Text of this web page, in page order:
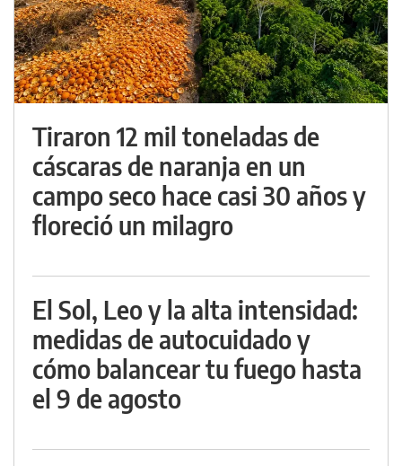
Tiraron 12 mil toneladas de
cáscaras de naranja en un
campo seco hace casi 30 años y
floreció un milagro
El Sol, Leo y la alta intensidad:
medidas de autocuidado y
cómo balancear tu fuego hasta
el 9 de agosto